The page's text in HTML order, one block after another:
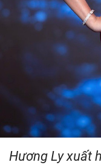
Hương Ly xuất